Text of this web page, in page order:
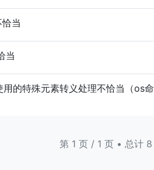
当
当
的特殊元素转义处理不恰当（os命
第 1 页 / 1 页 • 总计